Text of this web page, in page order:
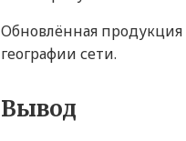
Обновлённая продукция
географии сети.
Вывод